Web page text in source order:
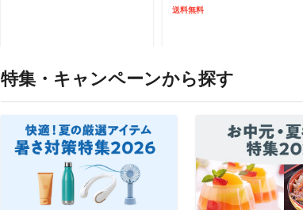
送料無料
特集・キャンペーンから探す